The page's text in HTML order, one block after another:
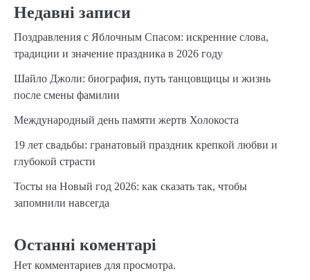
Недавні записи
Поздравления с Яблочным Спасом: искренние слова,
традиции и значение праздника в 2026 году
Шайло Джоли: биография, путь танцовщицы и жизнь
после смены фамилии
Международный день памяти жертв Холокоста
19 лет свадьбы: гранатовый праздник крепкой любви и
глубокой страсти
Тосты на Новый год 2026: как сказать так, чтобы
запомнили навсегда
Останні коментарі
Нет комментариев для просмотра.